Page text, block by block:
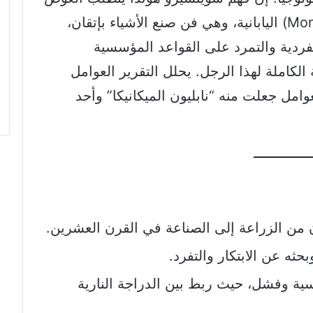
في فلسفة “المونوكوزوري” (Monozukuri) اليابانية، وهي فن صنع الأشياء بإتقان،
والتمرد على القواعد المؤسسية
لهذا الرجل. يحلل التقرير العوامل
جعلت منه “نابليون الميكانيكا” وأحد
من الزراعة إلى الصناعة في القرن العشرين.
عن الابتكار والتفرد.
وفشل، حيث ربط بين الدراجة النارية